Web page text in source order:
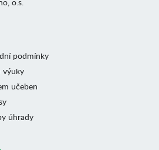
podmínky
výuky
učeben
úhrady